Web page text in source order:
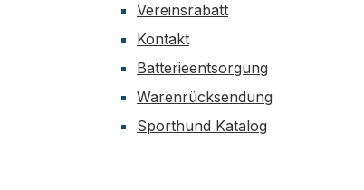
Vereinsrabatt
Kontakt
Batterieentsorgung
Warenrücksendung
Sporthund Katalog